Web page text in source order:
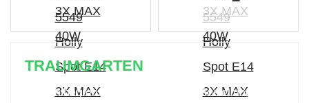
TRAUMGARTEN
Zeitlich begrenzter 20 % Rabatt auf Bestellungen